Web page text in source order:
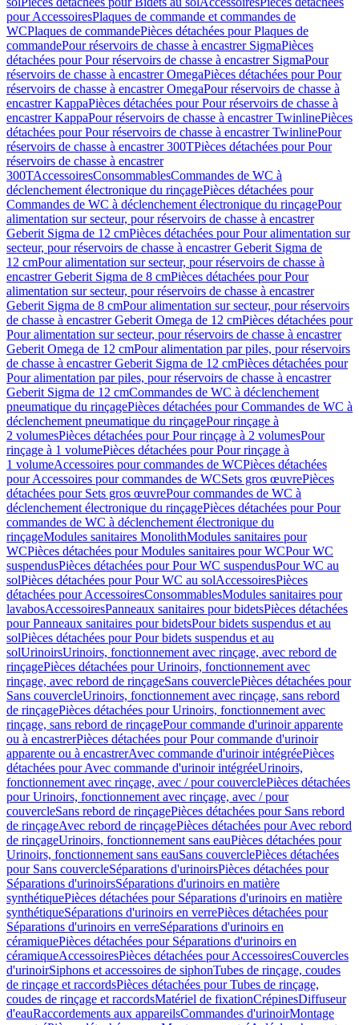
pour AccessoiresPlaques de commande et commandes de
WCPlaques de commandePièces détachées pour Plaques de
commandePour réservoirs de chasse à encastrer SigmaPièces
détachées pour Pour réservoirs de chasse à encastrer SigmaPour
réservoirs de chasse à encastrer OmegaPièces détachées pour Pour
réservoirs de chasse à encastrer OmegaPour réservoirs de chasse à
encastrer KappaPièces détachées pour Pour réservoirs de chasse à
encastrer KappaPour réservoirs de chasse à encastrer TwinlinePièces
détachées pour Pour réservoirs de chasse à encastrer TwinlinePour
réservoirs de chasse à encastrer 300TPièces détachées pour Pour
réservoirs de chasse à encastrer
300TAccessoiresConsommablesCommandes de WC à
déclenchement électronique du rinçagePièces détachées pour
Commandes de WC à déclenchement électronique du rinçagePour
alimentation sur secteur, pour réservoirs de chasse à encastrer
Geberit Sigma de 12 cmPièces détachées pour Pour alimentation sur
secteur, pour réservoirs de chasse à encastrer Geberit Sigma de
12 cmPour alimentation sur secteur, pour réservoirs de chasse à
encastrer Geberit Sigma de 8 cmPièces détachées pour Pour
alimentation sur secteur, pour réservoirs de chasse à encastrer
Geberit Sigma de 8 cmPour alimentation sur secteur, pour réservoirs
de chasse à encastrer Geberit Omega de 12 cmPièces détachées pour
Pour alimentation sur secteur, pour réservoirs de chasse à encastrer
Geberit Omega de 12 cmPour alimentation par piles, pour réservoirs
de chasse à encastrer Geberit Sigma de 12 cmPièces détachées pour
Pour alimentation par piles, pour réservoirs de chasse à encastrer
Geberit Sigma de 12 cmCommandes de WC à déclenchement
pneumatique du rinçagePièces détachées pour Commandes de WC à
déclenchement pneumatique du rinçagePour rinçage à
2 volumesPièces détachées pour Pour rinçage à 2 volumesPour
rinçage à 1 volumePièces détachées pour Pour rinçage à
1 volumeAccessoires pour commandes de WCPièces détachées
pour Accessoires pour commandes de WCSets gros œuvrePièces
détachées pour Sets gros œuvrePour commandes de WC à
déclenchement électronique du rinçagePièces détachées pour Pour
commandes de WC à déclenchement électronique du
rinçageModules sanitaires MonolithModules sanitaires pour
WCPièces détachées pour Modules sanitaires pour WCPour WC
suspendusPièces détachées pour Pour WC suspendusPour WC au
solPièces détachées pour Pour WC au solAccessoiresPièces
détachées pour AccessoiresConsommablesModules sanitaires pour
lavabosAccessoiresPanneaux sanitaires pour bidetsPièces détachées
pour Panneaux sanitaires pour bidetsPour bidets suspendus et au
solPièces détachées pour Pour bidets suspendus et au
solUrinoirsUrinoirs, fonctionnement avec rinçage, avec rebord de
rinçagePièces détachées pour Urinoirs, fonctionnement avec
rinçage, avec rebord de rinçageSans couverclePièces détachées pour
Sans couvercleUrinoirs, fonctionnement avec rinçage, sans rebord
de rinçagePièces détachées pour Urinoirs, fonctionnement avec
rinçage, sans rebord de rinçagePour commande d'urinoir apparente
ou à encastrerPièces détachées pour Pour commande d'urinoir
apparente ou à encastrerAvec commande d'urinoir intégréePièces
détachées pour Avec commande d'urinoir intégréeUrinoirs,
fonctionnement avec rinçage, avec / pour couverclePièces détachées
pour Urinoirs, fonctionnement avec rinçage, avec / pour
couvercleSans rebord de rinçagePièces détachées pour Sans rebord
de rinçageAvec rebord de rinçagePièces détachées pour Avec rebord
de rinçageUrinoirs, fonctionnement sans eauPièces détachées pour
Urinoirs, fonctionnement sans eauSans couverclePièces détachées
pour Sans couvercleSéparations d'urinoirsPièces détachées pour
Séparations d'urinoirsSéparations d'urinoirs en matière
synthétiquePièces détachées pour Séparations d'urinoirs en matière
synthétiqueSéparations d'urinoirs en verrePièces détachées pour
Séparations d'urinoirs en verreSéparations d'urinoirs en
céramiquePièces détachées pour Séparations d'urinoirs en
céramiqueAccessoiresPièces détachées pour AccessoiresCouvercles
d'urinoirSiphons et accessoires de siphonTubes de rinçage, coudes
de rinçage et raccordsPièces détachées pour Tubes de rinçage,
coudes de rinçage et raccordsMatériel de fixationCrépinesDiffuseur
d'eauRaccordements aux appareilsCommandes d'urinoirMontage